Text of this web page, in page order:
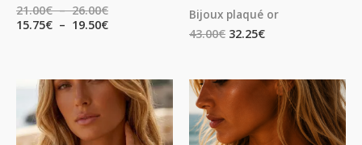
21.00€ – 26.00€
15.75€ – 19.50€
Bijoux plaqué or
43.00€ 32.25€